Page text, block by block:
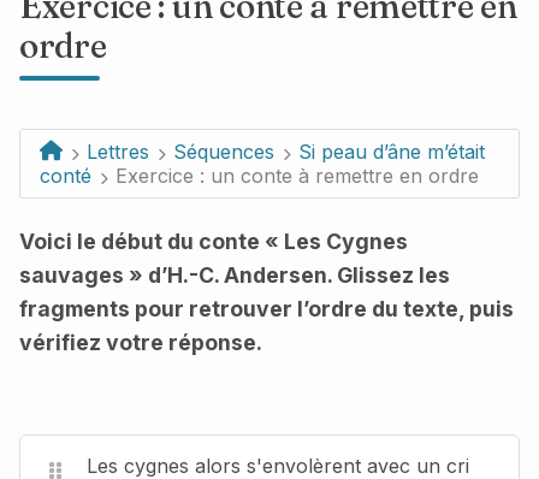
ordre
Lettres Séquences
Si peau d’âne m’était
conté
Exercice : un conte à remettre en ordre
Voici le début du conte « Les Cygnes
sauvages » d’H.-C. Andersen. Glissez les
fragments pour retrouver l’ordre du texte, puis
vérifiez votre réponse.
Les cygnes alors s'envolèrent avec un cri